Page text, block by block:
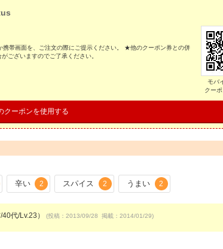
帯画面を、ご注文の際にご提示ください。 ★他のクーポン券との併
ございますのでご了承ください。
モバ
クー
クーポンを使用する
辛い 2 スパイス 2 うまい 2
代/Lv.23） (投稿：2013/09/28 掲載：2014/01/29)